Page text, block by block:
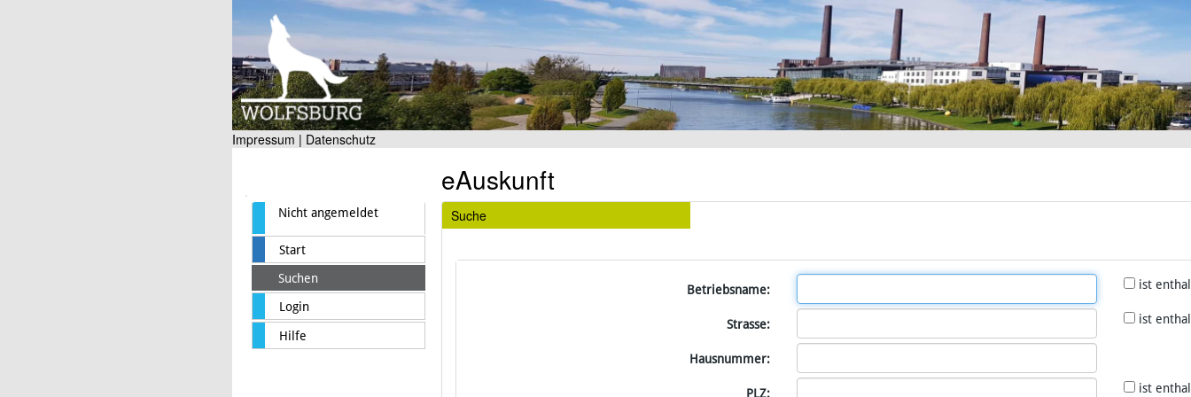
Impressum | Datenschutz
Nicht angemeldet
Start
Suchen
Login
Hilfe
eAuskunft
Suche
Betriebsname: ist
Strasse: ist
Hausnummer:
PLZ: ist